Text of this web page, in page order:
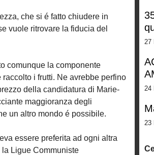
che si é fatto chiudere in
vuole ritrovare la fiducia del
comunque la componente
i frutti. Ne avrebbe perfino
della candidatura di Marie-
maggioranza degli
un altro mondo é possibile.
essere preferita ad ogni altra
la Ligue Communiste
27
24
23